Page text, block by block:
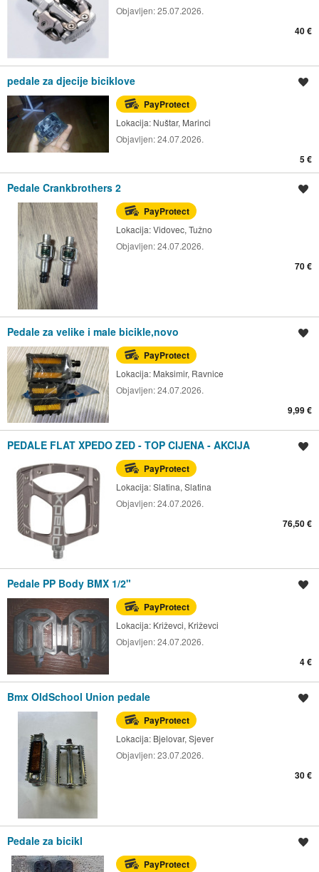
Objavljen:25.07.2026.
40 €
pedale za djecije biciklove
PayProtect
Lokacija: Nuštar, Marinci
Objavljen:24.07.2026.
5 €
Pedale Crankbrothers 2
PayProtect
Lokacija:Vidovec, Tužno
Objavljen:24.07.2026.
70 €
Pedale za velike i male bicikle,novo
PayProtect
Lokacija: Maksimir, Ravnice
Objavljen:24.07.2026.
9,99 €
PEDALE FLAT XPEDO ZED - TOP CIJENA - AKCIJA
PayProtect
Lokacija:Slatina, Slatina
Objavljen:24.07.2026.
76,50 €
Pedale PP Body BMX 1/2"
PayProtect
Lokacija: Križevci, Križevci
Objavljen:24.07.2026.
4 €
Bmx OldSchool Union pedale
PayProtect
Lokacija: Bjelovar, Sjever
Objavljen:23.07.2026.
30 €
Pedale za bicikl
PayProtect